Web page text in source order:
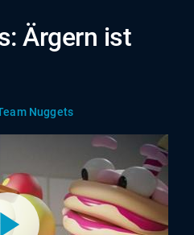
Ärgern ist
Nuggets